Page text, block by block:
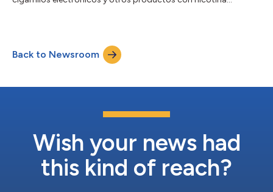
aquellos que estaban mejor informados sobre los nuevos
productos con nicotina tenían muchas más probabilidades de
considerarlos menos perjudiciales para la sa...
Back to Newsroom
Wish your news had
this kind of reach?